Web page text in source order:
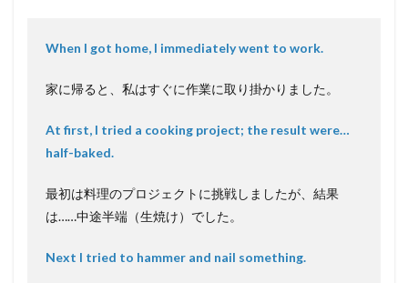
When I got home, I immediately went to work.
家に帰ると、私はすぐに作業に取り掛かりました。
At first, I tried a cooking project; the result were…
half-baked.
最初は料理のプロジェクトに挑戦しましたが、結果
は……中途半端（生焼け）でした。
Next I tried to hammer and nail something.